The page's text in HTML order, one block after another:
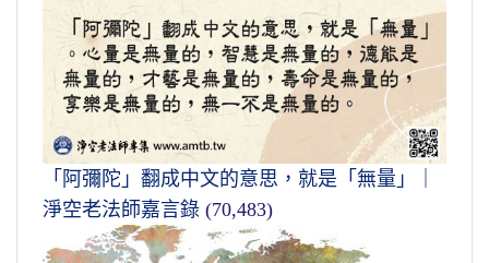
「阿彌陀」翻成中文的意思，就是「無量」｜
淨空老法師嘉言錄 (70,483)